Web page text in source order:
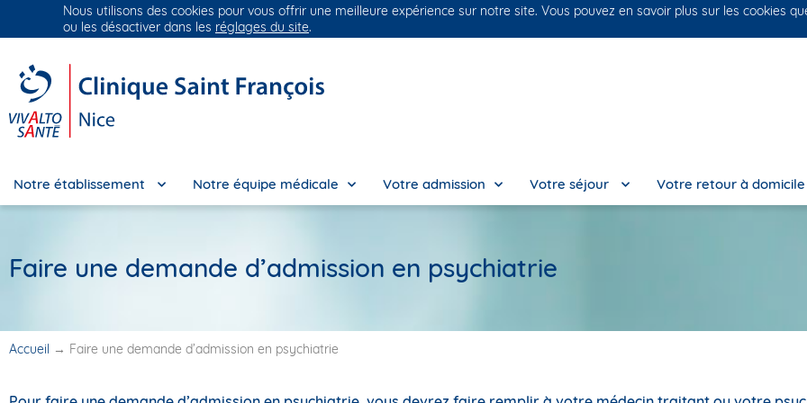
Groupe Vivalto Santé Entre nous, la vie
Notre établissement Notre équipe médicale Votre admission Votre séjour Votre retour à domicile
Faire une demande d’admission en psychiatrie
Accueil → Faire une demande d’admission en psychiatrie
Nous utilisons des cookies pour vous offrir une meilleure expérience sur notre site. Vous pouvez en savoir plus sur les cookies
ou les désactiver dans les réglages du site.